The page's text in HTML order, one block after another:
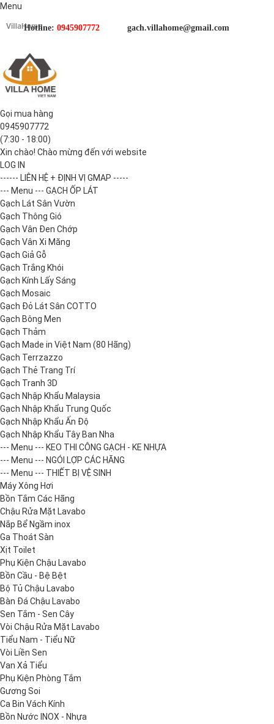
Menu
Hotline: 0945907772 gach.villahome@gmail.com
Gọi mua hàng
0945907772
(7:30 - 18:00)
Xin chào! Chào mừng đến với website
LOG IN
------ LIÊN HỆ + ĐỊNH VỊ GMAP -----
--- Menu --- GẠCH ỐP LÁT
Gạch Lát Sân Vườn
Gạch Thông Gió
Gạch Vân Đen Chớp
Gạch Vân Xi Măng
Gạch Giả Gỗ
Gạch Trắng Khói
Gạch Kính Lấy Sáng
Gạch Mosaic
Gạch Đỏ Lát Sân COTTO
Gạch Bông Men
Gạch Thảm
Gạch Made in Việt Nam (80 Hãng)
Gạch Terrzazzo
Gạch Thẻ Trang Trí
Gạch Tranh 3D
Gạch Nhập Khẩu Malaysia
Gạch Nhập Khẩu Trung Quốc
Gạch Nhập Khẩu Ấn Độ
Gạch Nhập Khẩu Tây Ban Nha
--- Menu --- KEO THI CÔNG GẠCH - KE NHỰA
--- Menu --- NGÓI LỢP CÁC HÃNG
--- Menu --- THIẾT BỊ VỆ SINH
Máy Xông Hơi
Bồn Tắm Các Hãng
Chậu Rửa Mặt Lavabo
Nắp Bể Ngầm inox
Ga Thoát Sàn
Xịt Toilet
Phụ Kiện Chậu Lavabo
Bồn Cầu - Bệ Bệt
Bộ Tủ Chậu Lavabo
Bàn Đá Chậu Lavabo
Sen Tắm - Sen Cây
Vòi Chậu Rửa Mặt Lavabo
Tiểu Nam - Tiểu Nữ
Vòi Liền Sen
Van Xả Tiểu
Phụ Kiện Phòng Tắm
Gương Soi
Ca Bin Vách Kính
Bồn Nước INOX - Nhựa